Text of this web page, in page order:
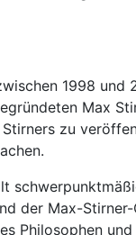
1998
Max
zu
der Max-
Philosophen